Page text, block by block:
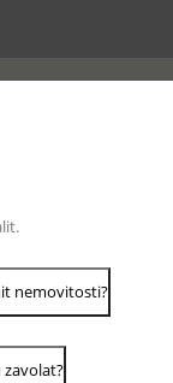
nemovitosti?